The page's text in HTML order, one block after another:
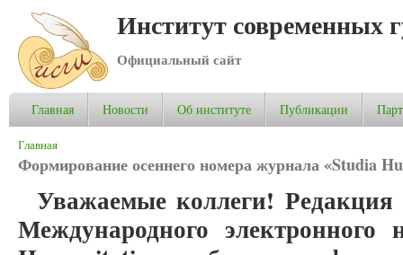
Институт современных
Официальный сайт
Главная Новости Об институте Публикации
Вы здесь
Главная
Формирование осеннего номера журнала «Studia
Уважаемые коллеги!
Международного электронного